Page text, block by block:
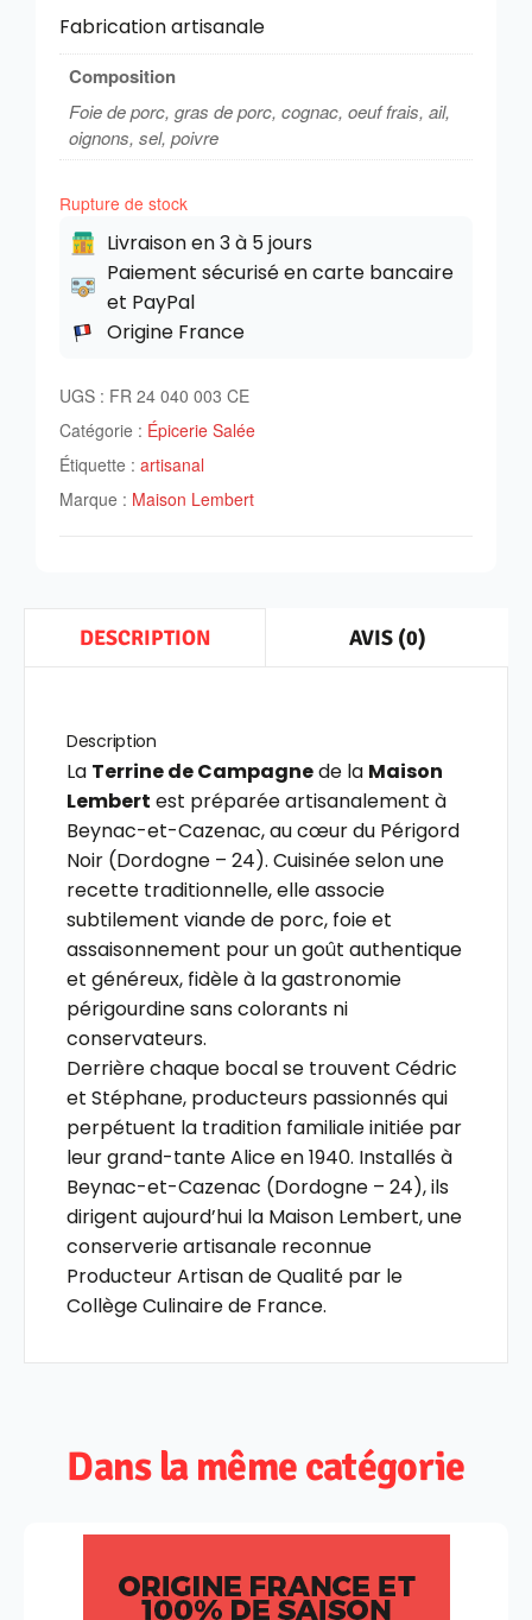
Fabrication artisanale
Composition
Foie de porc, gras de porc, cognac, oeuf frais, ail,
oignons, sel, poivre
Rupture de stock
Livraison en 3 à 5 jours
Paiement sécurisé en carte bancaire
et PayPal
Origine France
UGS : FR 24 040 003 CE
Catégorie : Épicerie Salée
Étiquette : artisanal
Marque : Maison Lembert
DESCRIPTION AVIS (0)
Description
La Terrine de Campagnede la Maison
Lembert est préparée artisanalement à
Beynac-et-Cazenac, au cœur du Périgord
Noir (Dordogne – 24). Cuisinée selon une
recette traditionnelle, elle associe
subtilement viande de porc, foie et
assaisonnement pour un goût authentique
et généreux, fidèle à la gastronomie
périgourdine sans colorants ni
conservateurs.
Derrière chaque bocal se trouvent Cédric
et Stéphane, producteurs passionnés qui
perpétuent la tradition familiale initiée par
leur grand-tante Alice en 1940. Installés à
Beynac-et-Cazenac (Dordogne – 24), ils
dirigent aujourd’hui la Maison Lembert, une
conserverie artisanale reconnue
Producteur Artisan de Qualité par le
Collège Culinaire de France.
Dans la même catégorie